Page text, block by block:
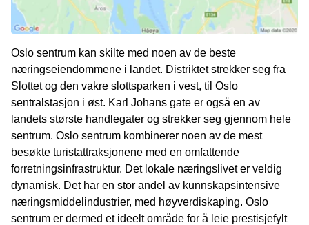
Oslo sentrum kan skilte med noen av de beste
næringseiendommene i landet. Distriktet strekker seg fra
Slottet og den vakre slottsparken i vest, til Oslo
sentralstasjon i øst. Karl Johans gate er også en av
landets største handlegater og strekker seg gjennom hele
sentrum. Oslo sentrum kombinerer noen av de mest
besøkte turistattraksjonene med en omfattende
forretningsinfrastruktur. Det lokale næringslivet er veldig
dynamisk. Det har en stor andel av kunnskapsintensive
næringsmiddelindustrier, med høyverdiskaping. Oslo
sentrum er dermed et ideelt område for å leie prestisjefylt